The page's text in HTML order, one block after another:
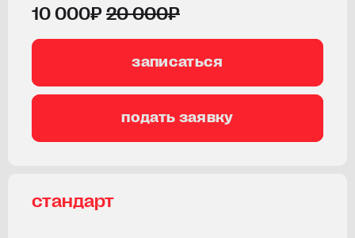
10 000₽20 000₽
записаться
подать заявку
стандарт